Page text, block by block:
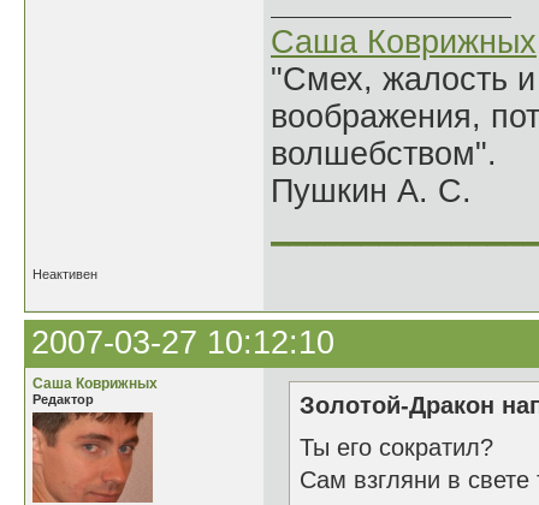
Саша Коврижных
"Смех, жалость
воображения,
волшебством".
Пушкин А. С.
Неактивен
2007-03-27 10:12:10
Саша Коврижных
Редактор
Золотой-Дракон
Ты его сократил?
Сам взгляни в